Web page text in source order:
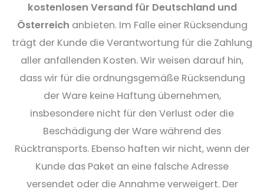
kostenlosen Versand für Deutschland und
Österreich anbieten. Im Falle einer Rücksendung
trägt der Kunde die Verantwortung für die Zahlung
aller anfallenden Kosten. Wir weisen darauf hin,
dass wir für die ordnungsgemäße Rücksendung
der Ware keine Haftung übernehmen,
insbesondere nicht für den Verlust oder die
Beschädigung der Ware während des
Rücktransports. Ebenso haften wir nicht, wenn der
Kunde das Paket an eine falsche Adresse
versendet oder die Annahme verweigert. Der